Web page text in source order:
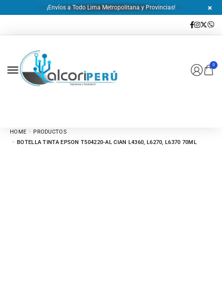
¡Envíos a Todo Lima Metropolitana y Provincias!
0
HOME
PRODUCTOS
BOTELLA TINTA EPSON T504220-AL CIAN L4360, L6270, L6370 70ML